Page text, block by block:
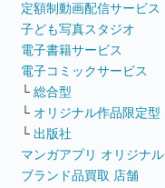
定額制動画配信サービス
子ども写真スタジオ
電子書籍サービス
電子コミックサービス
└ 総合型
└ オリジナル作品限定型
└ 出版社
マンガアプリ オリジナル
ブランド品買取 店舗